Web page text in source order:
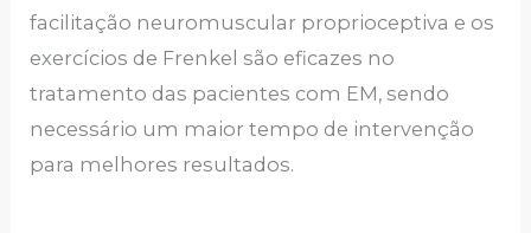
facilitação neuromuscular proprioceptiva e os
exercícios de Frenkel são eficazes no
tratamento das pacientes com EM, sendo
necessário um maior tempo de intervenção
para melhores resultados.